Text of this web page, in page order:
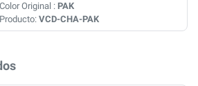
Original : PAK
VCD-CHA-PAK